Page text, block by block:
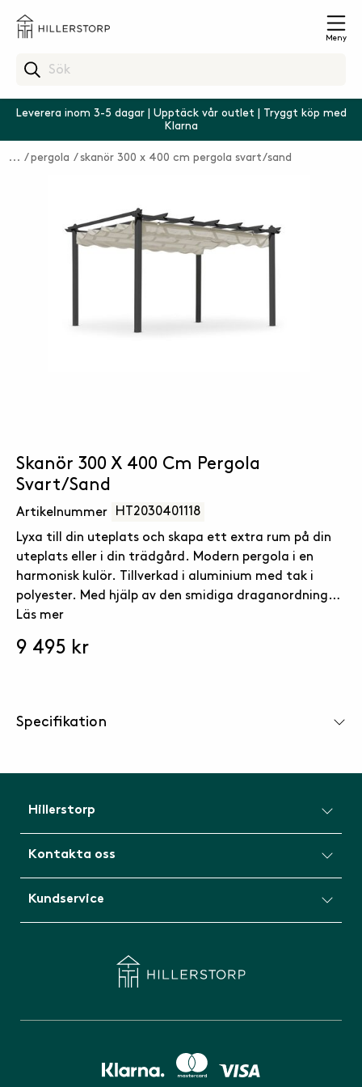
Meny
Leverera inom 3-5 dagar | Upptäck vår outlet | Tryggt köp med
Klarna
pergola skanör 300 x 400 cm pergola svart/sand
Skanör 300 X 400 Cm Pergola
Svart/Sand
Artikelnummer HT2030401118
Lyxa till din uteplats och skapa ett extra rum på din
uteplats eller i din trädgård. Modern pergola i en
harmonisk kulör. Tillverkad i aluminium med tak i
polyester. Med hjälp av den smidiga draganordningen
kan du enkelt välja mellan sol eller skugga. Skruvhål i
Läs mer
9 495 kr
Specifikation
Hillerstorp
Kontakta oss
Kundservice